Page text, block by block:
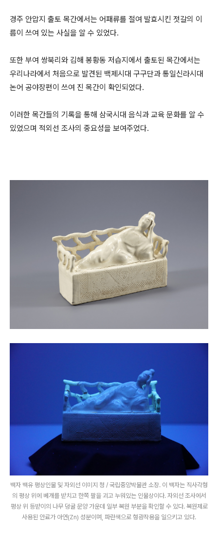
경주 안압지 출토 목간에서는 어패류를 절여 발효시킨 젓갈의 이
름이 쓰여 있는 사실을 알 수 있었다.
또한 부여 쌍북리와 김해 봉황동 저습지에서 출토된 목간에서는
우리나라에서 처음으로 발견된 백제시대 구구단과 통일신라시대
논어 공야장편이 쓰여 진 목간이 확인되었다.
이러한 목간들의 기록을 통해 삼국시대 음식과 교육 문화를 알 수
있었으며 적외선 조사의 중요성을 보여주었다.
백자 백유 평상인물 및 자외선 이미지 청 / 국립중앙박물관 소장. 이 백자는 직사각형
의 평상 위에 베개를 받치고 한쪽 팔을 괴고 누워있는 인물상이다. 자외선 조사에서
평상 위 등받이의 나무 덩굴 문양 가운데 일부 복원 부분을 확인할 수 있다. 복원제로
사용된 안료가 아연(Zn) 성분이며, 파란색으로 형광작용을 일으키고 있다.